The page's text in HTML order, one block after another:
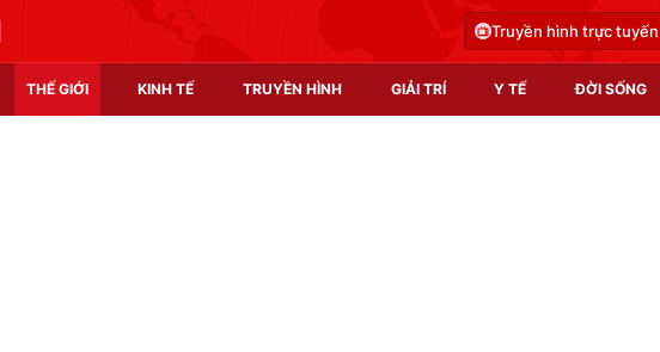
Truyền hình trực tuyến
THẾ GIỚI KINH TẾ TRUYỀN HÌNH GIẢI TRÍ Y TẾ ĐỜI SỐNG